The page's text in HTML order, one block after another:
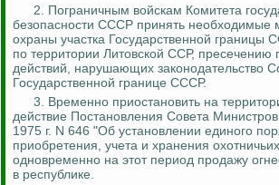
2. Пограничным войскам Комитета
безопасности СССР принять необходимые
охраны участка Государственной границы
по территории Литовской ССР, пресечению
действий, нарушающих законодательство
Государственной границе СССР.
3. Временно приостановить на
действие Постановления Совета
1975 г. N 646 "Об установлении единого
приобретения, учета и хранения
одновременно на этот период продажу
в республике.